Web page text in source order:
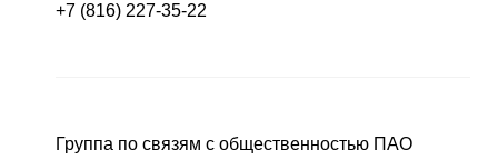
+7 (816) 227-35-22
Группа по связям с общественностью ПАО